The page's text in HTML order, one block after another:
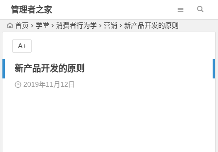
管理者之家
首页 学堂 消费者行为学 营销 新产品开发的原则
新产品开发的原则
2019年11月12日
A+